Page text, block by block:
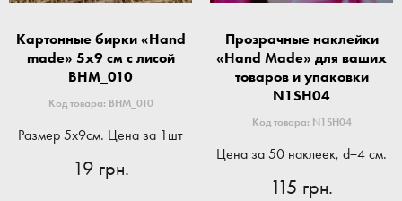
Картонные бирки «Hand
made» 5x9 см с лисой
BHM_010
Код товара: BHM_010
Размер 5x9см. Цена за 1шт
19 грн.
Прозрачные наклейки
«Hand Made» для ваших
товаров и упаковки
N1SH04
Код товара: N1SH04
Цена за 50 наклеек, d=4 см.
115 грн.